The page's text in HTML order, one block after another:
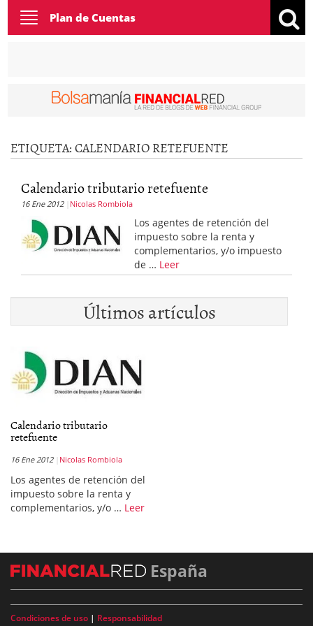
Toggle
navigation
Plan de Cuentas
ETIQUETA:CALENDARIO RETEFUENTE
Calendario tributario retefuente
16 Ene 2012 Nicolas Rombiola
Los agentes de retención del
impuesto sobre la renta y
complementarios, y/o impuesto
de … Leer
Últimos artículos
Calendario tributario
retefuente
16 Ene 2012 Nicolas Rombiola
Los agentes de retención del
impuesto sobre la renta y
complementarios, y/o … Leer
España
Condiciones de uso | Responsabilidad